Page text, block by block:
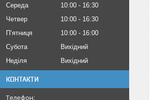
Середа
10:00
16:30
Четвер
10:00
16:30
Пʼятниця
10:00
16:00
Субота
Вихідний
Неділя
Вихідний
КОНТАКТИ